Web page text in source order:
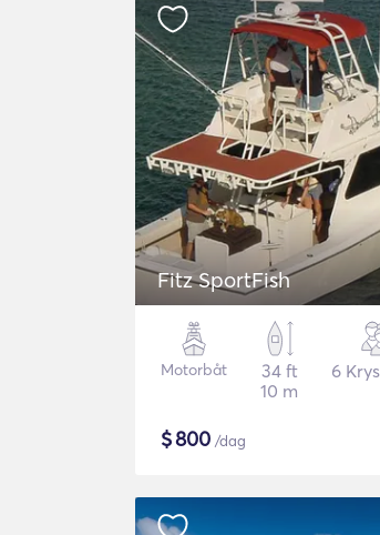
Fitz SportFish
Motorbåt
34 ft
10 m
6
$800 /dag